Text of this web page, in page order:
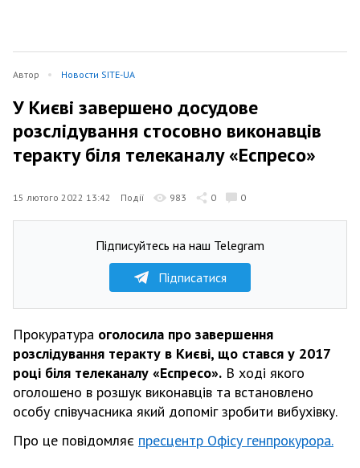
Автор Новости SITE-UA
У Києві завершено досудове
розслідування стосовно виконавців
теракту біля телеканалу «Еспресо»
15 лютого 2022 13:42 Події 983 0 0
Підписуйтесь на наш Telegram
Підписатися
Прокуратура оголосила про завершення
розслідування теракту в Києві, що стався у 2017
році біля телеканалу «Еспресо». В ході якого
оголошено в розшук виконавців та встановлено
особу співучасника який допоміг зробити вибухівку.
Про це повідомляє пресцентр Офісу генпрокурора.